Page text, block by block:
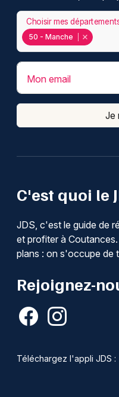
C'est quoi le
JDS, c'est le guide de
et profiter à
plans : on s'occupe de
Rejoignez-
Téléchargez l'appli JDS :
50 - Manche
Choisir mes
Mon email
Je